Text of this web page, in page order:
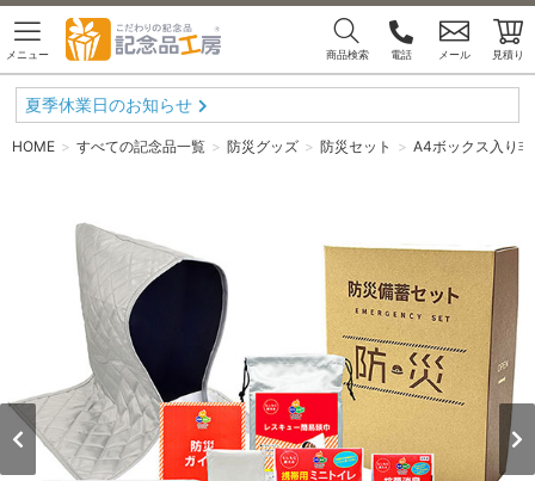
メニュー 商品検索 電話 メール 見積り
夏季休業日のお知らせ
HOME すべての記念品一覧 防災グッズ 防災セット A4ボックス入り